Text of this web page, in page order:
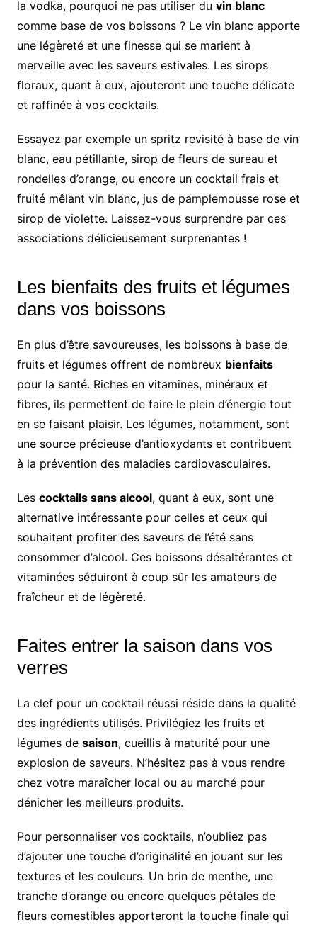
la vodka, pourquoi ne pas utiliser du vin blanc
comme base de vos boissons ? Le vin blanc apporte
une légèreté et une finesse qui se marient à
merveille avec les saveurs estivales. Les sirops
floraux, quant à eux, ajouteront une touche délicate
et raffinée à vos cocktails.
Essayez par exemple un spritz revisité à base de vin
blanc, eau pétillante, sirop de fleurs de sureau et
rondelles d’orange, ou encore un cocktail frais et
fruité mêlant vin blanc, jus de pamplemousse rose et
sirop de violette. Laissez-vous surprendre par ces
associations délicieusement surprenantes !
Les bienfaits des fruits et légumes
dans vos boissons
En plus d’être savoureuses, les boissons à base de
fruits et légumes offrent de nombreux bienfaits
pour la santé. Riches en vitamines, minéraux et
fibres, ils permettent de faire le plein d’énergie tout
en se faisant plaisir. Les légumes, notamment, sont
une source précieuse d’antioxydants et contribuent
à la prévention des maladies cardiovasculaires.
Les cocktails sans alcool, quant à eux, sont une
alternative intéressante pour celles et ceux qui
souhaitent profiter des saveurs de l’été sans
consommer d’alcool. Ces boissons désaltérantes et
vitaminées séduiront à coup sûr les amateurs de
fraîcheur et de légèreté.
Faites entrer la saison dans vos
verres
La clef pour un cocktail réussi réside dans la qualité
des ingrédients utilisés. Privilégiez les fruits et
légumes de saison, cueillis à maturité pour une
explosion de saveurs. N’hésitez pas à vous rendre
chez votre maraîcher local ou au marché pour
dénicher les meilleurs produits.
Pour personnaliser vos cocktails, n’oubliez pas
d’ajouter une touche d’originalité en jouant sur les
textures et les couleurs. Un brin de menthe, une
tranche d’orange ou encore quelques pétales de
fleurs comestibles apporteront la touche finale qui